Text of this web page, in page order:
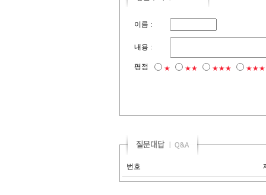
이름 :
내용 :
평점 ★ ★★ ★★★
번호